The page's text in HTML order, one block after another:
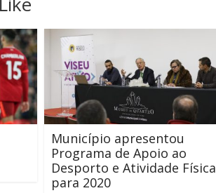
Município apresentou
Programa de Apoio ao
Desporto e Atividade Física
para 2020